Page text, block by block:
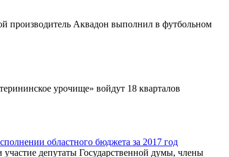
производитель Аквадон выполнил в футбольном
урочище» войдут 18 кварталов
областного бюджета за 2017 год
депутаты Государственной думы, члены